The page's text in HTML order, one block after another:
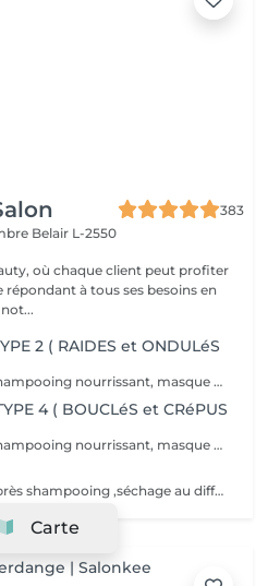
383
Belair L-2550
où chaque client peut profiter
à tous ses besoins en
2 ( RAIDES et ONDULéS
diagnostic sur mesure + shampooing nourrissant, masque hydratant ,coiffage sérum et fixation finale. Important: cheveux sans tresse ni noeuds à l'arrivée; tout noeuds ou tressage entraîne l'annulation et 50% de la prestation est retenu. Toute arrivée retardée de 15-30 minutes ou plus entraînera l'annulation automatique du rendez-vous.
4 ( BOUCLéS et CRéPUS
diagnostic sur mesure + shampooing nourrissant, masque hydratant ,coiffage sérum et fixation finale. Important: cheveux sans tresse ni noeuds à l'arrivée; tout noeuds ou tressage entraîne l'annulation et 50% de la prestation est retenu. Toute arrivée retardée de 15-30 minutes ou plus entraînera l'annulation automatique du rendez-vous.
Shampooing hydratant, après shampooing ,séchage au diffuseur sérum et fixation finale. Important: cheveux sans tresse ni nud à l'arrivée; tout nud ou tressage entraîne l'annulation et 50% de la prestation est retenu. Toute arrivée retardée de 15-30 minutes ou plus entraînera l'annulation automatique du rendez-vous.
Carte